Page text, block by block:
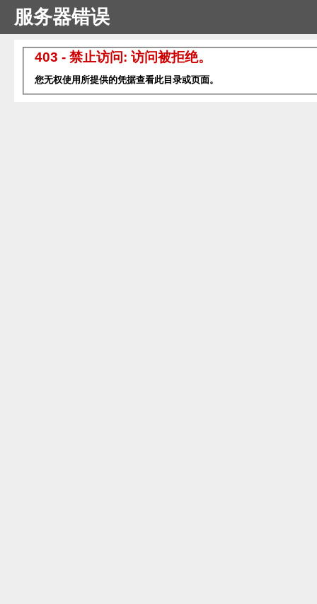
服务器错误
403 - 禁止访问: 访问被拒绝。
您无权使用所提供的凭据查看此目录或页面。